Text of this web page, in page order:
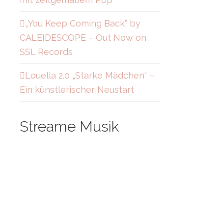
„You Keep Coming Back“ by
CALEIDESCOPE – Out Now on
SSL Records
Louella 2.0 „Starke Mädchen“ –
Ein künstlerischer Neustart
Streame Musik